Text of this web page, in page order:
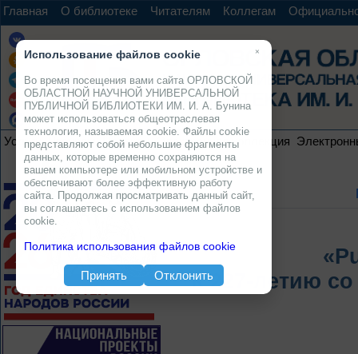
Главная О библиотеке Читателям Коллегам
Услуги Ресурсы Проекты Электронная коллекция
К 227-летию
×
Использование файлов cookie
Во время посещения вами сайта ОРЛОВСКОЙ
ОБЛАСТНОЙ НАУЧНОЙ УНИВЕРСАЛЬНОЙ
ПУБЛИЧНОЙ БИБЛИОТЕКИ ИМ. И. А. Бунина
может использоваться общеотраслевая
технология, называемая cookie. Файлы cookie
представляют собой небольшие фрагменты
данных, которые временно сохраняются на
вашем компьютере или мобильном устройстве и
обеспечивают более эффективную работу
сайта. Продолжая просматривать данный сайт,
вы соглашаетесь с использованием файлов
cookie.
Политика использования файлов cookie
Принять Отклонить